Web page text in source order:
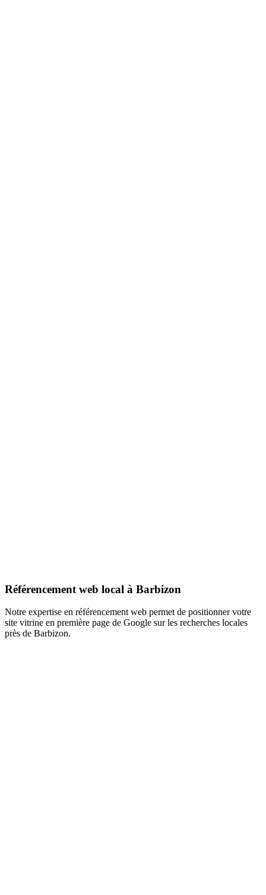
Référencement web local à Barbizon
Notre expertise en référencement web permet de positionner votre
site vitrine en première page de Google sur les recherches locales
près de Barbizon.